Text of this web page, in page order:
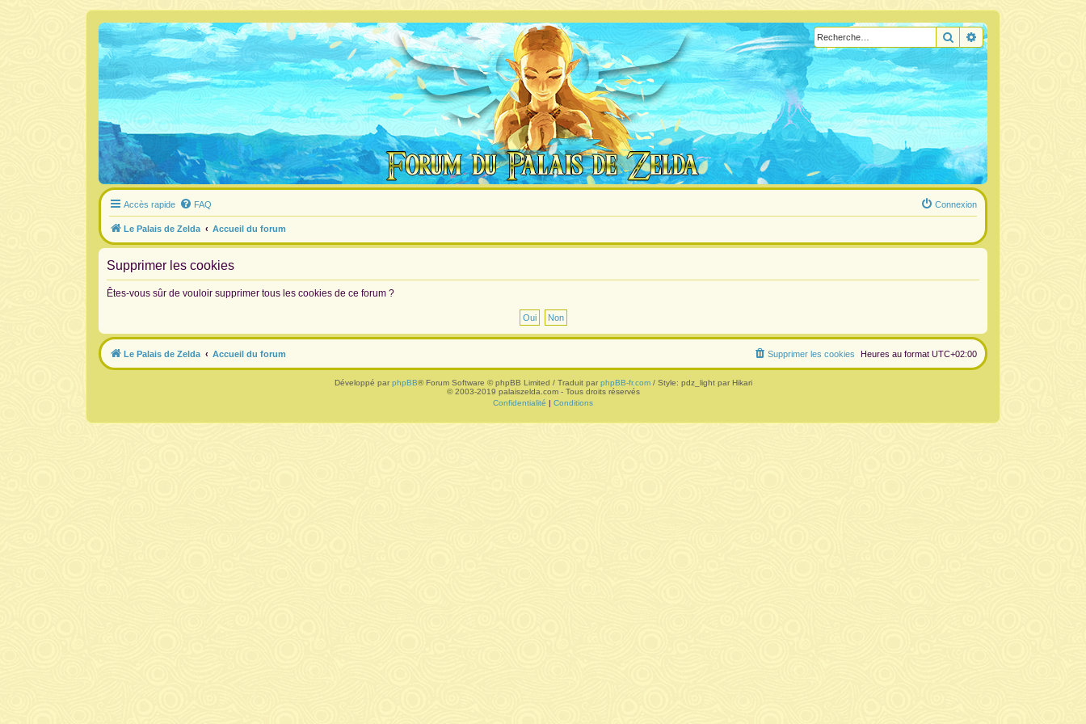
RechercherRecherche avancée
Accès rapide FAQ Connexion
Le Palais de Zelda Accueil du forum
Supprimer les cookies
Êtes-vous sûr de vouloir supprimer tous les cookies de ce forum ?
Le Palais de Zelda Accueil du forum Heures au format UTC+02:00
Supprimer les cookies
Développé par phpBB® Forum Software © phpBB Limited / Traduit par phpBB-fr.com/ Style: pdz_light par Hikari
© 2003-2019 palaiszelda.com - Tous droits réservés
Confidentialité | Conditions